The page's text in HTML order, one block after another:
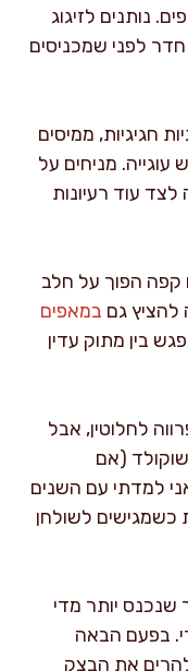
נותנים לזיגוג
חדר לפני שמכניסים
חגיגיות, ממיסים
עוגייה. מניחים על
לצד עוד רעיונות
קפה הפוך על חלב
להציץ גם במאפים
בין מתוק עדין
לחלוטין, אבל
(אם
למדתי עם השנים
כשמגישים לשולחן
יותר מדי
בפעם הבאה
את הבצק